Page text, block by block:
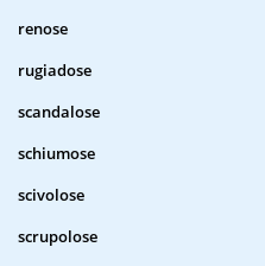
renose
rugiadose
scandalose
schiumose
scivolose
scrupolose